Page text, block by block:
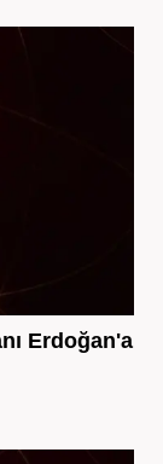
Erdoğan'a